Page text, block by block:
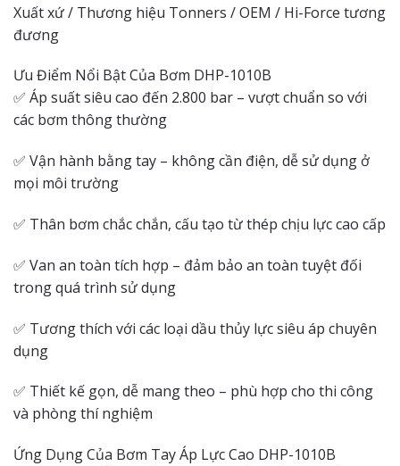
Xuất xứ / Thương hiệu Tonners / OEM / Hi-Force tương
đương
Ưu Điểm Nổi Bật Của Bơm DHP-1010B
✅ Áp suất siêu cao đến 2.800 bar – vượt chuẩn so với
các bơm thông thường
✅ Vận hành bằng tay – không cần điện, dễ sử dụng ở
mọi môi trường
✅ Thân bơm chắc chắn, cấu tạo từ thép chịu lực cao cấp
✅ Van an toàn tích hợp – đảm bảo an toàn tuyệt đối
trong quá trình sử dụng
✅ Tương thích với các loại dầu thủy lực siêu áp chuyên
dụng
✅ Thiết kế gọn, dễ mang theo – phù hợp cho thi công
và phòng thí nghiệm
Ứng Dụng Của Bơm Tay Áp Lực Cao DHP-1010B